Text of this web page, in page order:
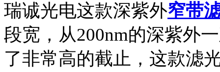
瑞诚光电这款深紫外窄带
段宽，从200nm的深紫外
了非常高的截止，这款滤